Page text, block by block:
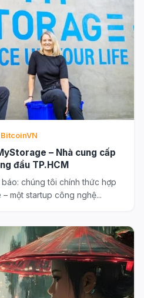
– Nhà cung cấp
đầu TP.HCM
chúng tôi chính thức hợp
một startup công nghệ...